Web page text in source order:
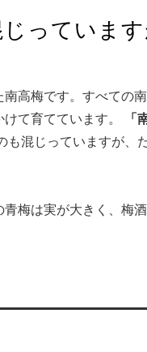
っていま
高梅です。すべての
て育てています。
「
混じっていますが、
梅は実が大きく、梅